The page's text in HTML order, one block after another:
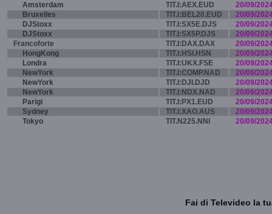
Amsterdam TIT.I:AEX.EUD
20/09/
Bruxelles
TIT.I:BEL20.EUD
20/09/
DJStoxx
TIT.I:SX5E.DJS
20/09/
DJStoxx
TIT.I:SX5P.DJS
20/09/
Francoforte
TIT.I:DAX.DAX
20/09/
HongKong
TIT.I:HSI.HSN
20/09/
Londra
TIT.I:UKX.FSE
20/09/
NewYork
TIT.I:COMP.NAD
20/09/
NewYork
TIT.I:DJI.DJD
20/09/
NewYork
TIT.I:NDX.NAD
20/09/
Parigi
TIT.I:PX1.EUD
20/09/
Sydney
TIT.I:XAO.AUS
20/09/
Tokyo
TIT.N225.NNI 20/09/
Fai di Televideo la